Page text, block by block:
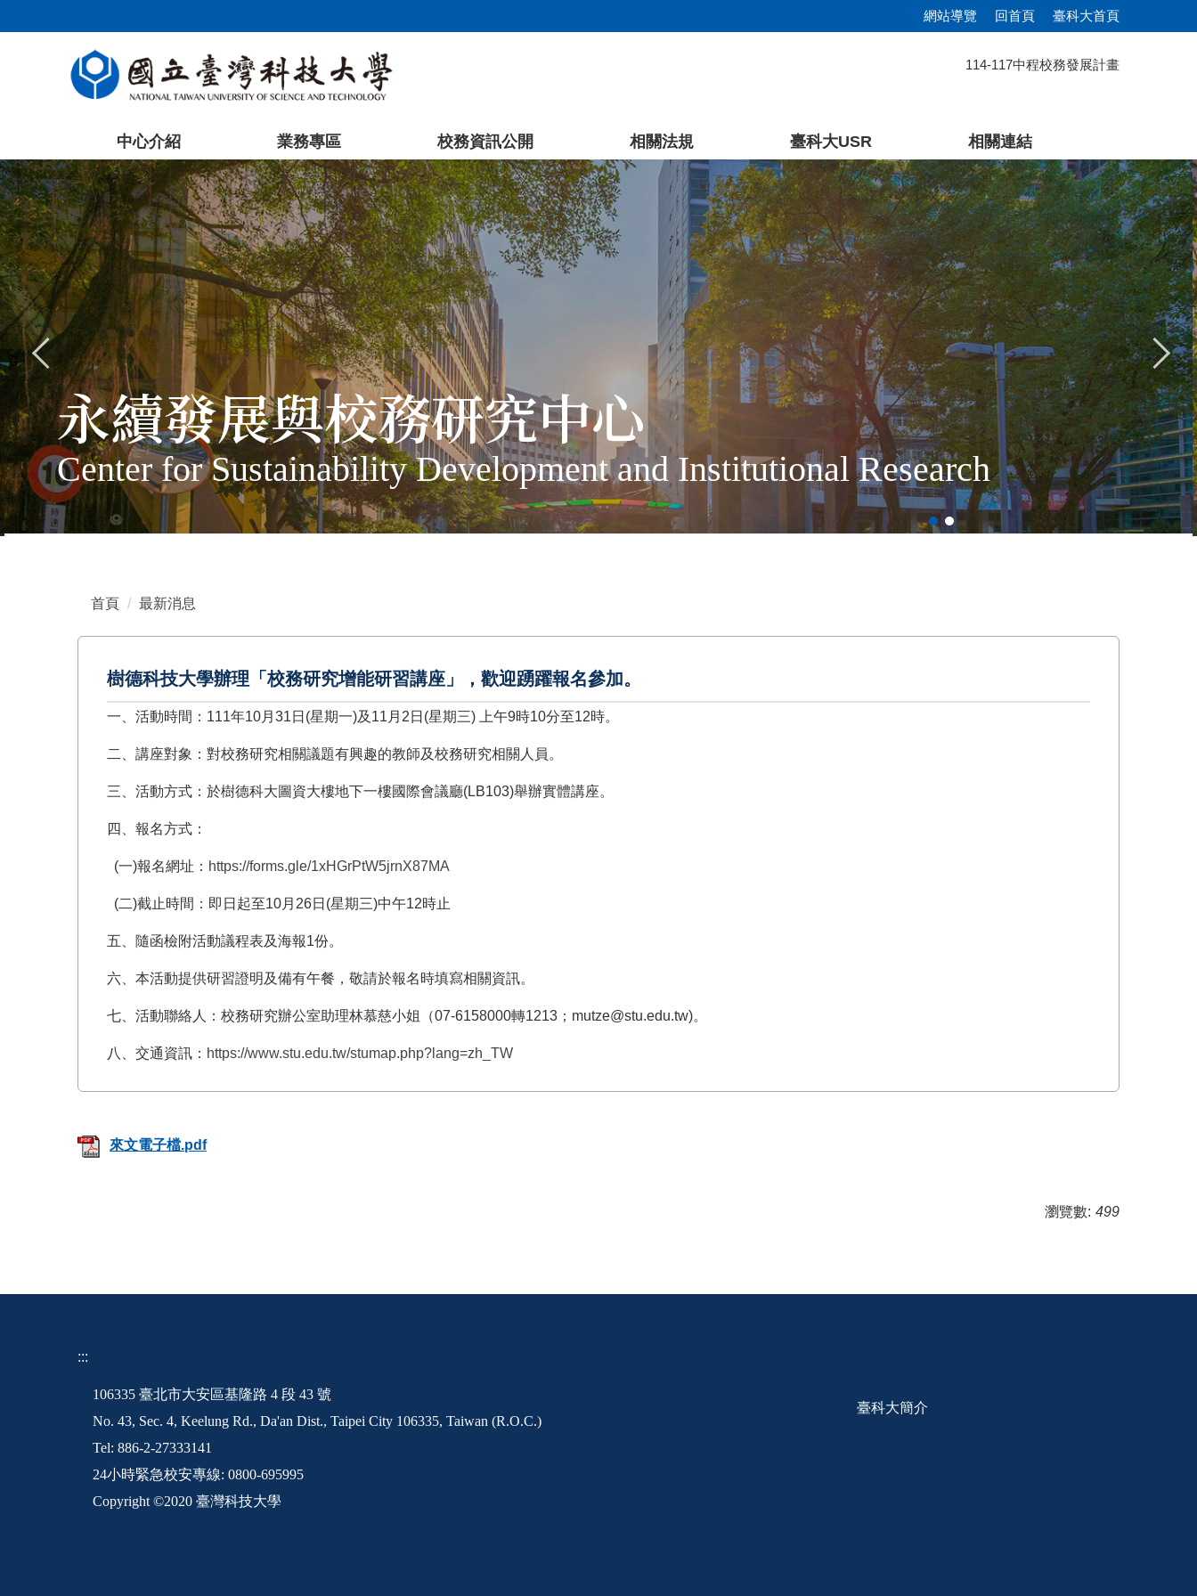
到
塊
網站導覽 回首頁 臺科大首頁
114-117中程校務發展計畫
中心介紹 業務專區 校務資訊公開 相關法規 臺科大USR 相關連結
永續發展與校務研究中心
Center for Sustainability Development and Institutional Research
首頁 最新消息
樹德科技大學辦理「校務研究增能研習講座」，歡迎踴躍報名參加。
一、活動時間：111年10月31日(星期一)及11月2日(星期三) 上午9時10分至12時。
二、講座對象：對校務研究相關議題有興趣的教師及校務研究相關人員。
三、活動方式：於樹德科大圖資大樓地下一樓國際會議廳(LB103)舉辦實體講座。
四、報名方式：
(一)報名網址： https://forms.gle/1xHGrPtW5jrnX87MA
(二)截止時間：即日起至10月26日(星期三)中午12時止
五、隨函檢附活動議程表及海報1份。
六、本活動提供研習證明及備有午餐，敬請於報名時填寫相關資訊。
七、活動聯絡人：校務研究辦公室助理林慕慈小姐（07-6158000轉1213；mutze@stu.edu.tw)。
八、交通資訊： https://www.stu.edu.tw/stumap.php?lang=zh_TW
來文電子檔.pdf
瀏覽數: 499
:::
106335 臺北市大安區基隆路 4 段 43 號
No. 43, Sec. 4, Keelung Rd., Da'an Dist., Taipei City 106335, Taiwan (R.O.C.)
Tel: 886-2-27333141
24小時緊急校安專線: 0800-695995
Copyright ©2020 臺灣科技大學
臺科大簡介